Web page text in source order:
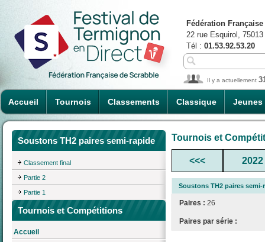
Accueil Tournois Classements Classique Jeunes
Fédération
22 rue Esquirol,
Tél : 01.53.92.53.20
Il y a actuellement
Soustons TH2 paires semi-rapide
Classement final
Partie 2
Partie 1
Tournois et Compétitions
Accueil
Tournois et
<<< 2022
Soustons TH2 paires semi-
Paires : 26
Paires par série :